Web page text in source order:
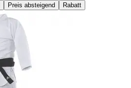
Preis absteigend Rabatt